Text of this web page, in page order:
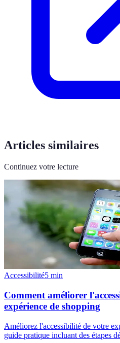
Articles similaires
Continuez votre lecture
Accessibilité5 min
Comment améliorer
expérience de shopping
Améliorez l'accessibilité de votre
guide pratique incluant des étapes